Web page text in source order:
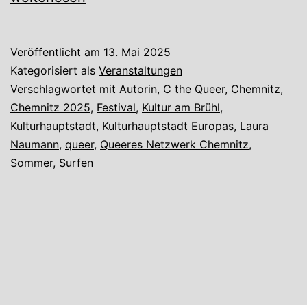
Veröffentlicht am 13. Mai 2025
Kategorisiert als Veranstaltungen
Verschlagwortet mit Autorin, C the Queer, Chemnitz,
Chemnitz 2025, Festival, Kultur am Brühl,
Kulturhauptstadt, Kulturhauptstadt Europas, Laura
Naumann, queer, Queeres Netzwerk Chemnitz,
Sommer, Surfen